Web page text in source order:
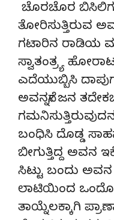
ಚೊರಚೊರ
ತೋರಿಸುತ್ತಿರುವ
ಗಟಾರಿನ ರಾಡಿಯ
ಸ್ವಾತಂತ್ರ್ಯ
ಎದೆಯುಬ್ಬಿಸಿ
ಅವನನ್ನೇ ಜನ
ಬಂಧಿಸಿ ದೊಡ್ಡ
ಬೀಗುತ್ತಿದ್ದ ಅವನ
ಸಿಟ್ಟು ಬಂದು
ಲಾಟಿಯಿಂದ
ತಾಯ್ನೆಲಕ್ಕಾಗಿ